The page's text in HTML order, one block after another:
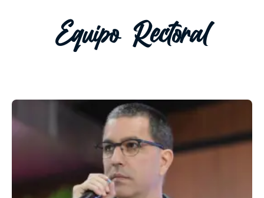
Equipo Rectoral